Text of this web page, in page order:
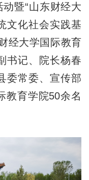
暨“山东财经大
文化社会实践基
经大学国际教育
书记、院长杨春
委常委、宣传部
教育学院50余名